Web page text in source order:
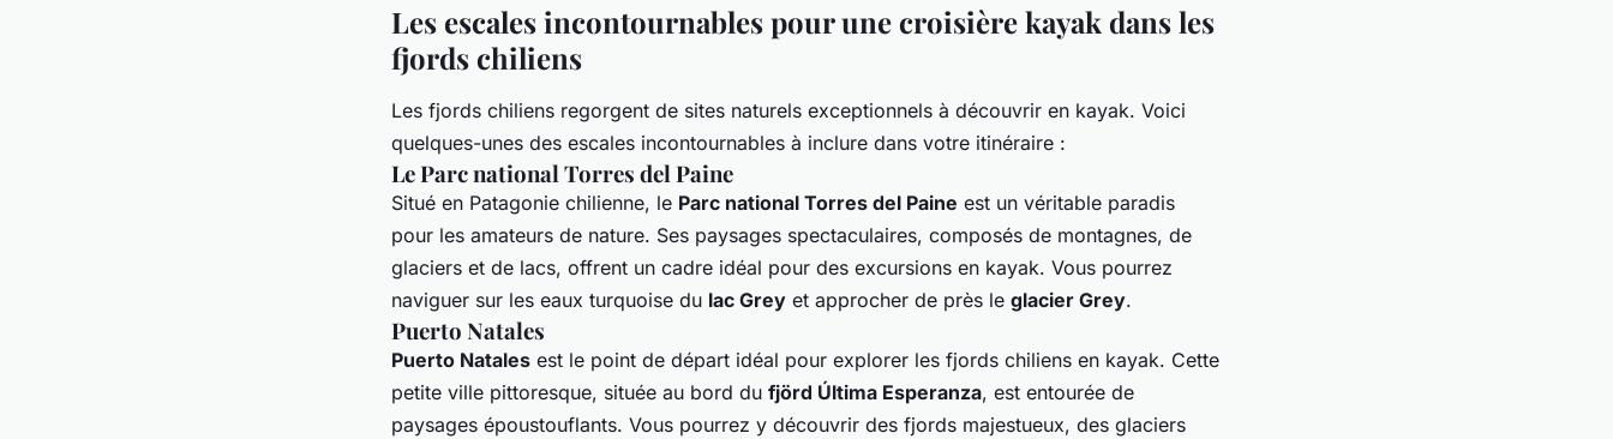
Les escales incontournables pour une croisière kayak dans les
fjords chiliens
Les fjords chiliens regorgent de sites naturels exceptionnels à découvrir en kayak. Voici
quelques-unes des escales incontournables à inclure dans votre itinéraire :
Le Parc national Torres del Paine
Situé en Patagonie chilienne, le Parc national Torres del Paine est un véritable paradis
pour les amateurs de nature. Ses paysages spectaculaires, composés de montagnes, de
glaciers et de lacs, offrent un cadre idéal pour des excursions en kayak. Vous pourrez
naviguer sur les eaux turquoise du lac Grey et approcher de près le glacier Grey.
Puerto Natales
Puerto Natales est le point de départ idéal pour explorer les fjords chiliens en kayak. Cette
petite ville pittoresque, située au bord du fjörd Última Esperanza, est entourée de
paysages époustouflants. Vous pourrez y découvrir des fjords majestueux, des glaciers